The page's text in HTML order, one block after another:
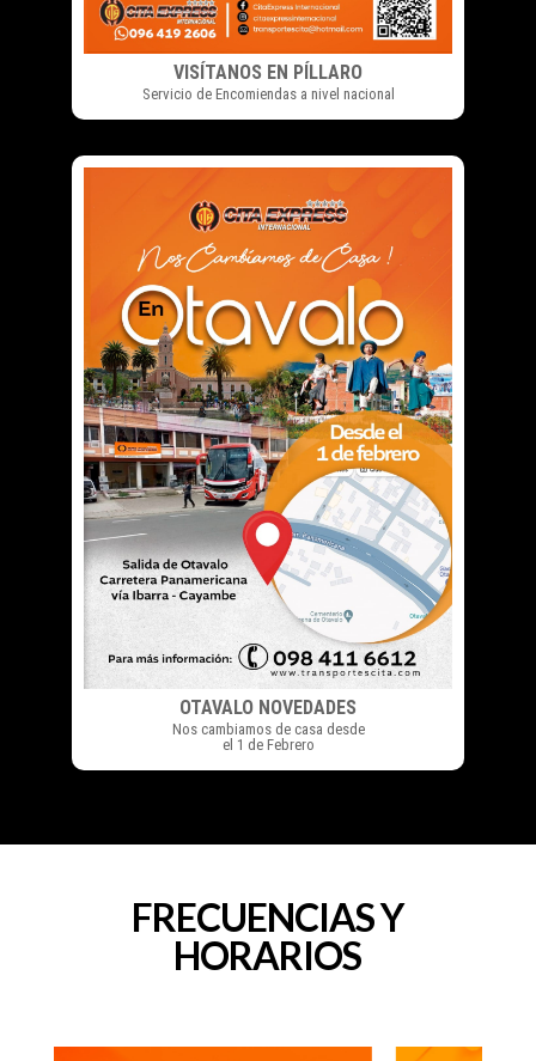
VISÍTANOS EN PÍLLARO
Servicio de Encomiendas a nivel nacional
OTAVALO NOVEDADES
Nos cambiamos de casa desde
el 1 de Febrero
FRECUENCIAS Y
HORARIOS